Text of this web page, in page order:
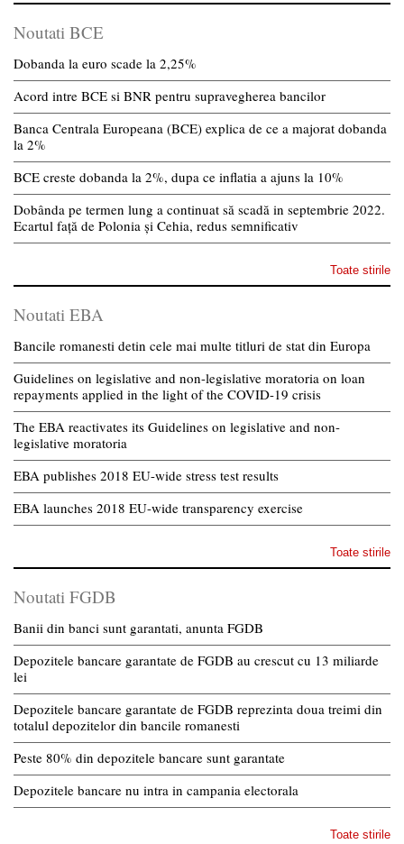
Noutati BCE
Dobanda la euro scade la 2,25%
Acord intre BCE si BNR pentru supravegherea bancilor
Banca Centrala Europeana (BCE) explica de ce a majorat dobanda
la 2%
BCE creste dobanda la 2%, dupa ce inflatia a ajuns la 10%
Dobânda pe termen lung a continuat să scadă in septembrie 2022.
Ecartul față de Polonia și Cehia, redus semnificativ
Toate stirile
Noutati EBA
Bancile romanesti detin cele mai multe titluri de stat din Europa
Guidelines on legislative and non-legislative moratoria on loan
repayments applied in the light of the COVID-19 crisis
The EBA reactivates its Guidelines on legislative and non-
legislative moratoria
EBA publishes 2018 EU-wide stress test results
EBA launches 2018 EU-wide transparency exercise
Toate stirile
Noutati FGDB
Banii din banci sunt garantati, anunta FGDB
Depozitele bancare garantate de FGDB au crescut cu 13 miliarde
lei
Depozitele bancare garantate de FGDB reprezinta doua treimi din
totalul depozitelor din bancile romanesti
Peste 80% din depozitele bancare sunt garantate
Depozitele bancare nu intra in campania electorala
Toate stirile